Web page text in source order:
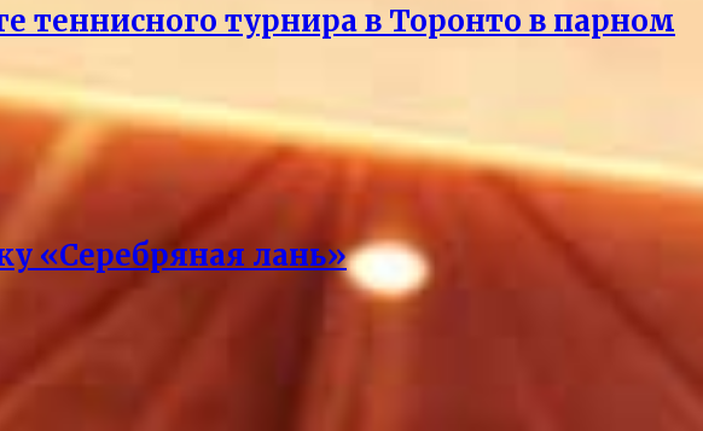
теннисного турнира в Торонто в парном
«Серебряная лань»